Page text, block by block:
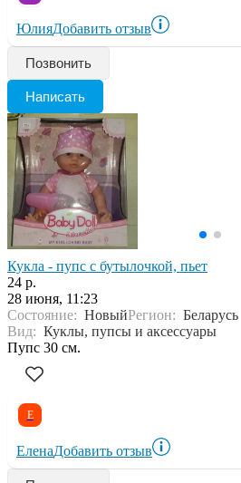
ЮлияДобавить отзыв
Позвонить
Написать
Кукла - пупс с бутылочкой, пьет
24 р.
28 июня, 11:23
Состояние: НовыйРегион: Беларусь
Вид: Куклы, пупсы и аксессуары
Пупс 30 см.
Е
ЕленаДобавить отзыв